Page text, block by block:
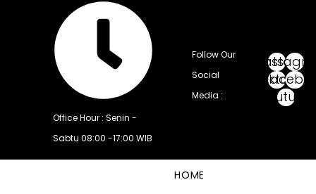
Office Hour : Senin -
Sabtu 08:00 -17:00 WIB
Follow Our
Social
Media :
Whatsapp
Tiktok
Youtube
HOME